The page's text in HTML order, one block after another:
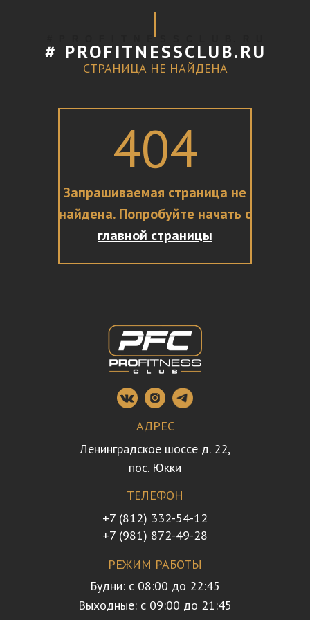
404
Запрашиваемая страница не
найдена. Попробуйте начать с
главной страницы
# P R O F I T N E S S C L U B. R U
СТРАНИЦА НЕ НАЙДЕНА
# PROFITNESSCLUB.RU
ТЕЛЕФОН
+7 (812) 332-54-12
+7 (981) 872-49-28
РЕЖИМ РАБОТЫ
Будни: с 08:00 до 22:45
Выходные: с 09:00 до 21:45
АДРЕС
Ленинградское шоссе д. 22,
пос. Юкки